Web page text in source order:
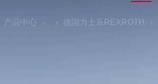
产品中心 德国力士乐REXROTH